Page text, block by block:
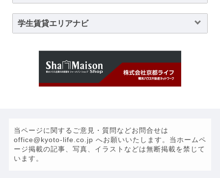
学生賃貸エリアナビ
当ページに関するご意見・質問などお問合せは
office@kyoto-life.co.jp へお願いいたします。当ホームペ
ージ掲載の記事、写真、イラストなどは無断掲載を禁じて
います。